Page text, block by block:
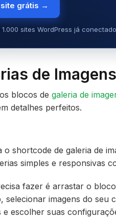
grátis →
sites WordPress já
de
blocos de galeria de
detalhes perfeitos.
o shortcode de galeria de
simples e responsivas
fazer é arrastar o bloco
selecionar imagens do seu
e escolher suas